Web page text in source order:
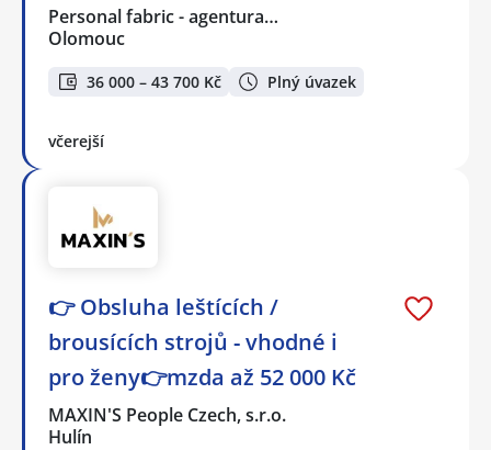
Personal fabric - agentura…
Olomouc
36 000 – 43 700 Kč Plný úvazek
včerejší
👉 Obsluha leštících /
brousících strojů - vhodné i
pro ženy👉mzda až 52 000 Kč
MAXIN'S People Czech, s.r.o.
Hulín